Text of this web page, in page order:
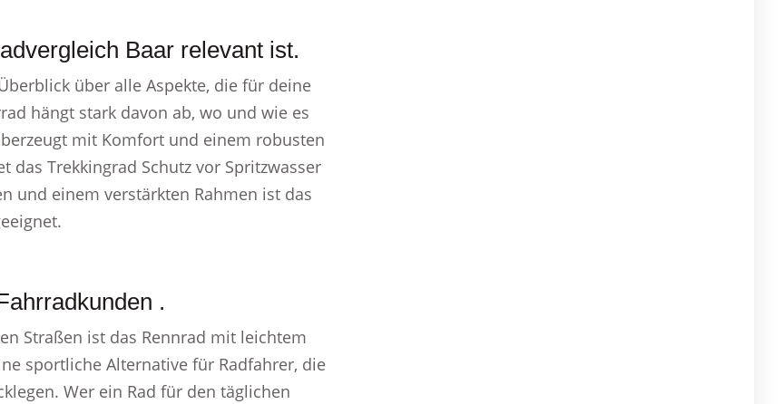
Baar relevant ist.
über alle Aspekte, die für deine
hängt stark davon ab, wo und wie es
mit Komfort und einem robusten
das Trekkingrad Schutz vor Spritzwasser
und einem verstärkten Rahmen ist das
.
Straßen ist das Rennrad mit leichtem
sportliche Alternative für Radfahrer, die
Wer ein Rad für den täglichen